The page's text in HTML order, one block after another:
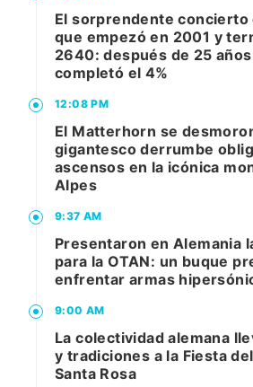
El sorprendente concierto
que empezó en 2001 y
2640: después de 25
completó el 4%
12:08 PM
El Matterhorn se
gigantesco derrumbe
ascensos en la icónica
Alpes
9:37 AM
Presentaron en Alemania
para la OTAN: un buque
enfrentar armas
9:00 AM
La colectividad alemana
y tradiciones a la Fiesta
Santa Rosa